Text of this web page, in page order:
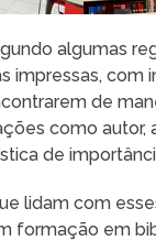
algumas
impressas, com
de
como autor,
de
lidam com
formação em